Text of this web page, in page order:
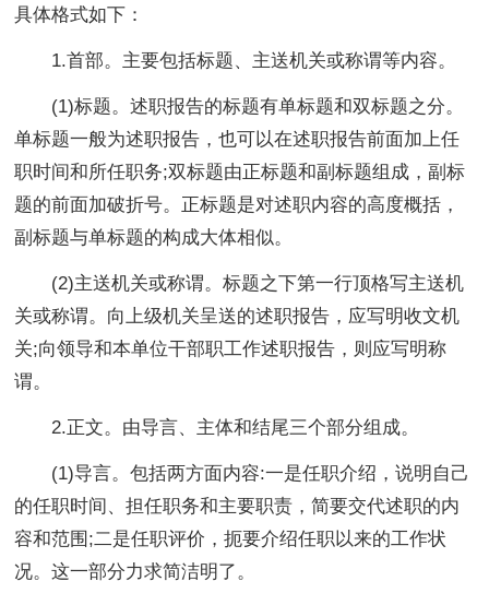
具体格式如下：
1.首部。主要包括标题、主送机关或称谓等内容。
(1)标题。述职报告的标题有单标题和双标题之分。
单标题一般为述职报告，也可以在述职报告前面加上任
职时间和所任职务;双标题由正标题和副标题组成，副标
题的前面加破折号。正标题是对述职内容的高度概括，
副标题与单标题的构成大体相似。
(2)主送机关或称谓。标题之下第一行顶格写主送机
关或称谓。向上级机关呈送的述职报告，应写明收文机
关;向领导和本单位干部职工作述职报告，则应写明称
谓。
2.正文。由导言、主体和结尾三个部分组成。
(1)导言。包括两方面内容:一是任职介绍，说明自己
的任职时间、担任职务和主要职责，简要交代述职的内
容和范围;二是任职评价，扼要介绍任职以来的工作状
况。这一部分力求简洁明了。